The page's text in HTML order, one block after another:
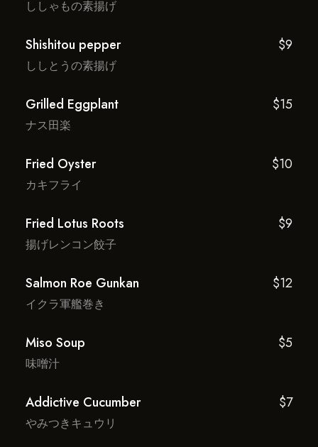
ししゃもの素揚げ
Shishitou pepper $9
ししとうの素揚げ
Grilled Eggplant $15
ナス田楽
Fried Oyster $10
カキフライ
Fried Lotus Roots $9
揚げレンコン餃子
Salmon Roe Gunkan $12
イクラ軍艦巻き
Miso Soup $5
味噌汁
Addictive Cucumber $7
やみつきキュウリ